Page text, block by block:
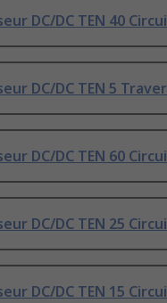
DC/DC TEN 40
DC/DC TEN 5
DC/DC TEN 60
DC/DC TEN 25
DC/DC TEN 15